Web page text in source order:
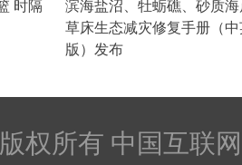
版权所有 中国互联